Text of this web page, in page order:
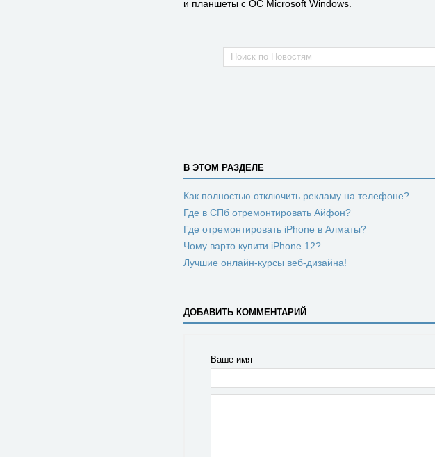
и планшеты с ОС Microsoft Windows.
В ЭТОМ РАЗДЕЛЕ
Как полностью отключить рекламу на телефоне?
Где в СПб отремонтировать Айфон?
Где отремонтировать iPhone в Алматы?
Чому варто купити iPhone 12?
Лучшие онлайн-курсы веб-дизайна!
ДОБАВИТЬ КОММЕНТАРИЙ
Ваше имя